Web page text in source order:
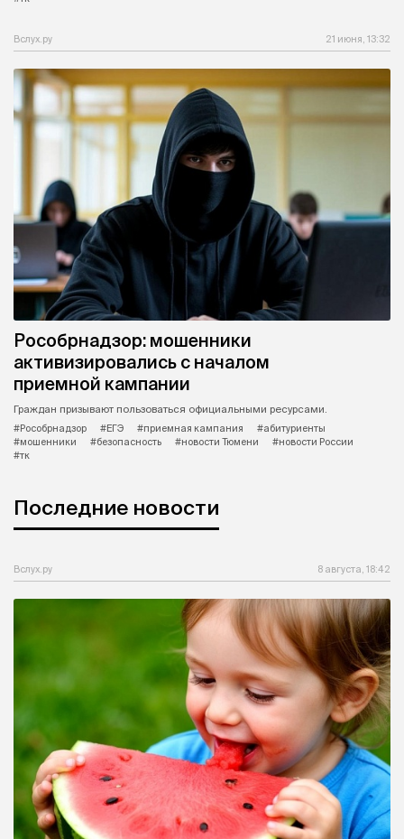
Вслух.ру 21 июня, 13:32
Рособрнадзор: мошенники
активизировались с началом
приемной кампании
Граждан призывают пользоваться официальными ресурсами.
#Рособрнадзор
#ЕГЭ #приемная кампания
#абитуриенты
#мошенники
#безопасность #новости Тюмени
#новости России
#тк
Последние новости
Вслух.ру 8 августа, 18:42